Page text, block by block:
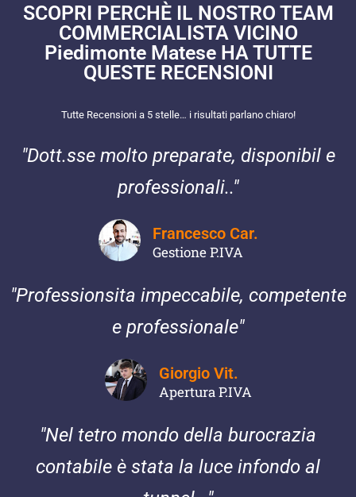
SCOPRI PERCHÈ IL NOSTRO TEAM
COMMERCIALISTA VICINO
Piedimonte Matese HA TUTTE
QUESTE RECENSIONI​
Tutte Recensioni a 5 stelle… i risultati parlano chiaro!
"Dott.sse molto preparate, disponibil e
professionali.."
Francesco Car.
Gestione P.IVA
"Professionsita impeccabile, competente
e professionale"
Giorgio Vit.
Apertura P.IVA
"Nel tetro mondo della burocrazia
contabile è stata la luce infondo al